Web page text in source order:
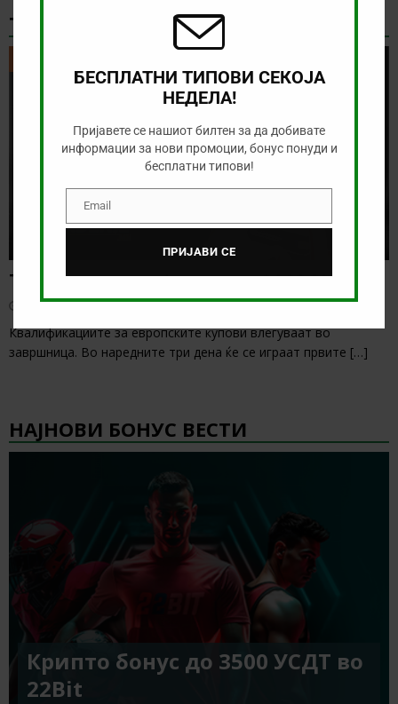
ТИКЕТ НА ДЕНОТ
Тикет на денот (вторник, 04.08.2026)
август 4, 2026
Квалификациите за европските купови влегуваат во
завршница. Во наредните три дена ќе се играат првите […]
НАЈНОВИ БОНУС ВЕСТИ
Крипто бонус до 3500 УСДТ во
22Bit
БЕСПЛАТНИ ТИПОВИ СЕКОЈА
НЕДЕЛА!
Пријавете се нашиот билтен за да добивате
информации за нови промоции, бонус понуди и
бесплатни типови!
EmailEmail
ПРИЈАВИ СЕ